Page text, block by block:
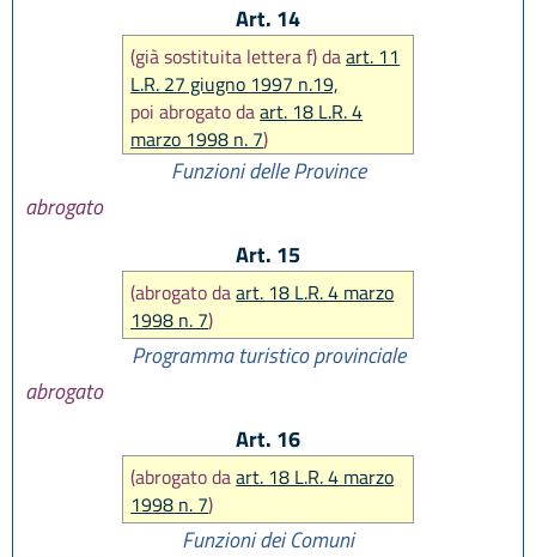
Art. 14
(già sostituita lettera f) daart. 11
L.R. 27 giugno 1997 n.19,
poi abrogato daart. 18 L.R. 4
marzo 1998 n. 7)
Funzioni delle Province
abrogato
Art. 15
(abrogato daart. 18 L.R. 4 marzo
1998 n. 7)
Programma turistico provinciale
abrogato
Art. 16
(abrogato daart. 18 L.R. 4 marzo
1998 n. 7)
Funzioni dei Comuni